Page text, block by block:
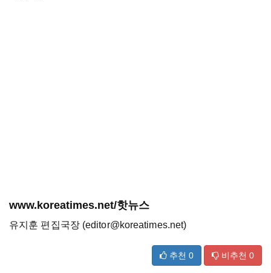
www.koreatimes.net/핫뉴스
유지훈 편집국장 (editor@koreatimes.net)
추천 0 비추천 0